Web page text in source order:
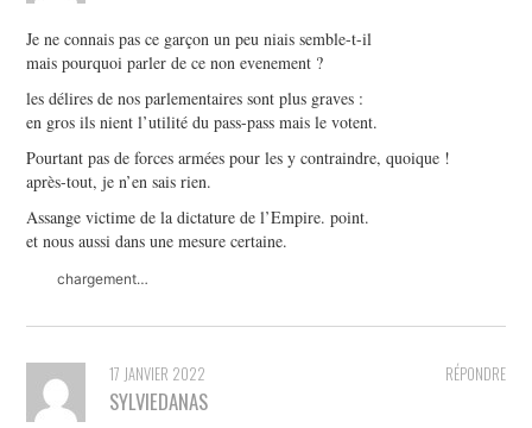
Je ne connais pas ce garçon un peu niais semble-t-il
mais pourquoi parler de ce non evenement ?
les délires de nos parlementaires sont plus graves :
en gros ils nient l’utilité du pass-pass mais le votent.
Pourtant pas de forces armées pour les y contraindre, quoique !
après-tout, je n’en sais rien.
Assange victime de la dictature de l’Empire. point.
et nous aussi dans une mesure certaine.
chargement…
RÉPONDRE
17 JANVIER 2022
SYLVIEDANAS